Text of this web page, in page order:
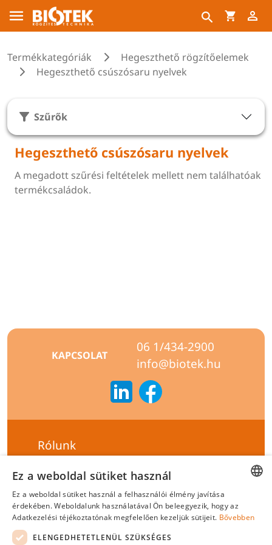
Termékkategóriák
Hegeszthető rögzítőelemek
Hegeszthető csúszósaru nyelvek
Szűrők
Hegeszthető csúszósaru nyelvek
A megadott szűrési feltételek mellett nem találhatóak
termékcsaládok.
KAPCSOLAT
06 1/434-2900
info@biotek.hu
Rólunk
Hírlevél feliratkozás
Általános szerződési feltételek
Adatvédelmi tájékoztató
ENGLISH
Ez a weboldal sütiket használ
Ez a weboldal sütiket használ a felhasználói élmény javítása
érdekében. Weboldalunk használatával Ön beleegyezik, hogy az
Adatkezelési téjékoztatónak megfelelően kezeljük sütijeit. Bővebben
ELENGEDHETETLENÜL SZÜKSÉGES